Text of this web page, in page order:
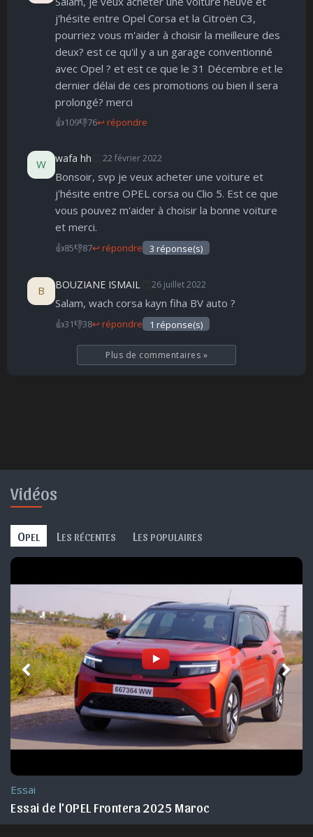
j'hésite entre Opel Corsa et la Citroën C3,
pourriez vous m'aider à choisir la meilleure des
deux? est ce qu'il y a un garage conventionné
avec Opel ? et est ce que le 31 Décembre et le
dernier délai de ces promotions ou bien il sera
prolongé? merci
👍109👎76↩ répondre
W wafa hh 22 février 2022
Bonsoir, svp je veux acheter une voiture et
j'hésite entre OPEL corsa ou Clio 5. Est ce que
vous pouvez m'aider à choisir la bonne voiture
et merci.
👍85👎87↩ répondre 3 réponse(s)
B BOUZIANE ISMAIL 26 juillet 2022
Salam, wach corsa kayn fiha BV auto ?
👍31👎38↩ répondre 1 réponse(s)
Plus de commentaires »
Vidéos
OPEL L ES RÉCENTES L ES POPULAIRES
Essai
Essai de l'OPEL Frontera 2025 Maroc